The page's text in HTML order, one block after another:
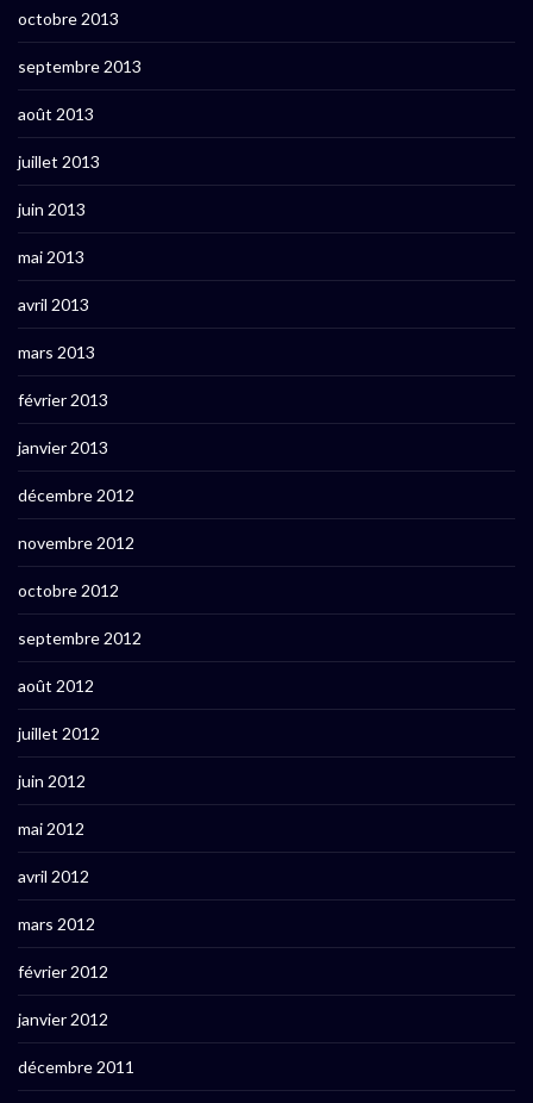
octobre 2013
septembre 2013
août 2013
juillet 2013
juin 2013
mai 2013
avril 2013
mars 2013
février 2013
janvier 2013
décembre 2012
novembre 2012
octobre 2012
septembre 2012
août 2012
juillet 2012
juin 2012
mai 2012
avril 2012
mars 2012
février 2012
janvier 2012
décembre 2011